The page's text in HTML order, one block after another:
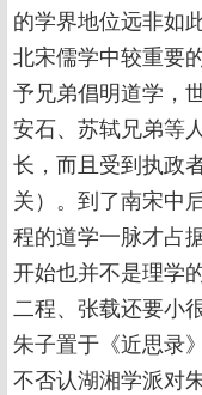
的学界地位远非如
北宋儒学中较重要
予兄弟倡明道学，
安石、苏轼兄弟等
长，而且受到执政
关）。到了南宋中
程的道学一脉才占
开始也并不是理学
二程、张载还要小
朱子置于《近思录
不否认湖湘学派对